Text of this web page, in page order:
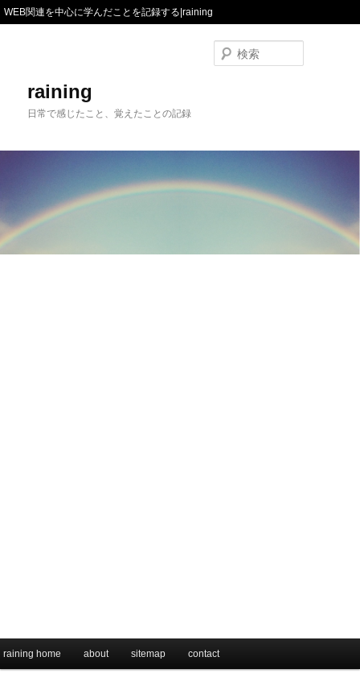
WEB関連を中心に学んだことを記録する|raining
raining
日常で感じたこと、覚えたことの記録
メインコンテンツへ移動
サブコンテンツへ移動
raining home about sitemap contact